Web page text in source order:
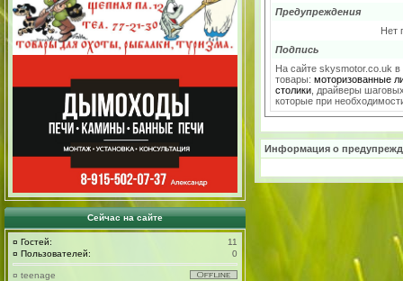
Сейчас на сайте
¤ Гостей:
11
¤ Пользователей: 0
¤ teenage
Предупреждения
Нет
Подпись
На сайте skysmotor.co.uk
товары: моторизованные
столики , драйверы
которые при
Информация о